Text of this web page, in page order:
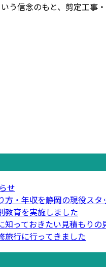
う信念のもと、剪定工事
せ
方・年収を静岡の現役スタ
教育を実施しました
知っておきたい見積もり
旅行に行ってきました